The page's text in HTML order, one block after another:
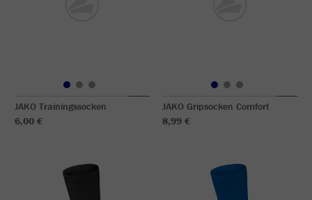
JAKO Trainingssocken
6,00 €
JAKO Gripsocken Comfort
8,99 €